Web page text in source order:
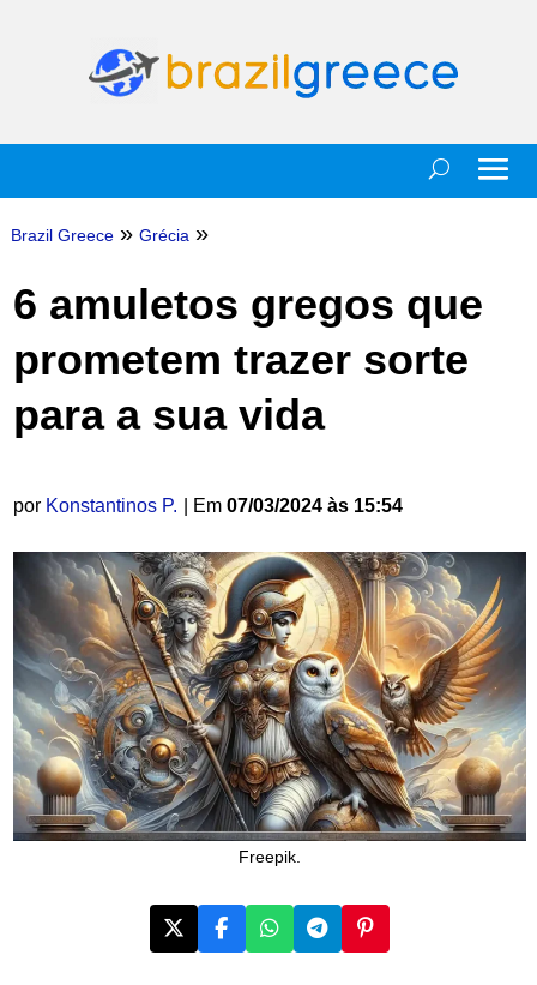
Brazil Greece » Grécia »
6 amuletos gregos que
prometem trazer sorte
para a sua vida
por Konstantinos P. | Em 07/03/2024 às 15:54
Freepik.